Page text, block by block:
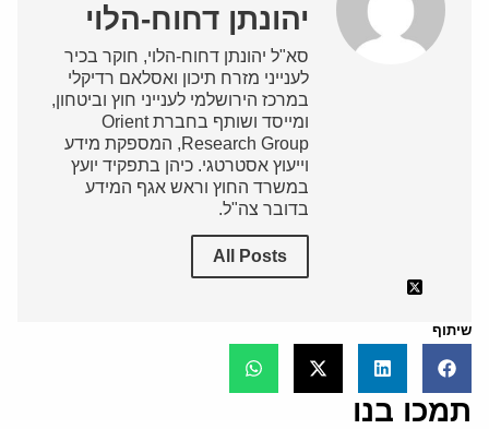
יהונתן דחוח-הלוי
סא"ל יהונתן דחוח-הלוי, חוקר בכיר
לענייני מזרח תיכון ואסלאם רדיקלי
במרכז הירושלמי לענייני חוץ וביטחון,
ומייסד ושותף בחברת Orient
Research Group, המספקת מידע
וייעוץ אסטרטגי. כיהן בתפקיד יועץ
במשרד החוץ וראש אגף המידע
בדובר צה"ל.
All Posts
שיתוף
תמכו בנו